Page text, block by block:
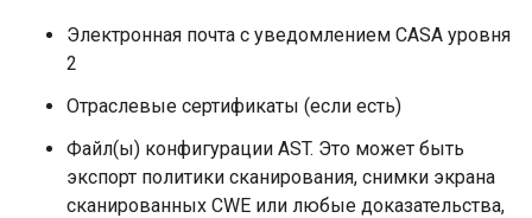
Электронная почта с уведомлением CASA уровня
2
Отраслевые сертификаты (если есть)
Файл(ы) конфигурации AST. Это может быть
экспорт политики сканирования, снимки экрана
сканированных CWE или любые доказательства,